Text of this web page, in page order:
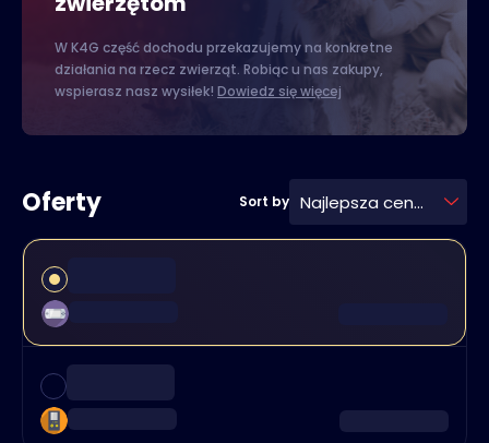
W K4G część dochodu przekazujemy na konkretne
działania na rzecz zwierząt. Robiąc u nas zakupy,
wspierasz nasz wysiłek! Dowiedz się więcej
Oferty Sort by Najlepsza cena